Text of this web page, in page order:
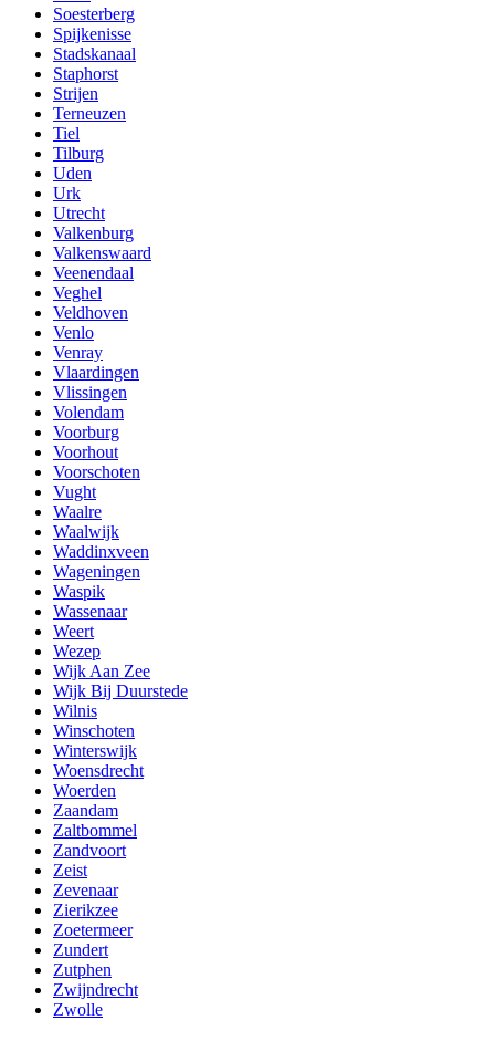
Soesterberg
Spijkenisse
Stadskanaal
Staphorst
Strijen
Terneuzen
Tiel
Tilburg
Uden
Urk
Utrecht
Valkenburg
Valkenswaard
Veenendaal
Veghel
Veldhoven
Venlo
Venray
Vlaardingen
Vlissingen
Volendam
Voorburg
Voorhout
Voorschoten
Vught
Waalre
Waalwijk
Waddinxveen
Wageningen
Waspik
Wassenaar
Weert
Wezep
Wijk Aan Zee
Wijk Bij Duurstede
Wilnis
Winschoten
Winterswijk
Woensdrecht
Woerden
Zaandam
Zaltbommel
Zandvoort
Zeist
Zevenaar
Zierikzee
Zoetermeer
Zundert
Zutphen
Zwijndrecht
Zwolle